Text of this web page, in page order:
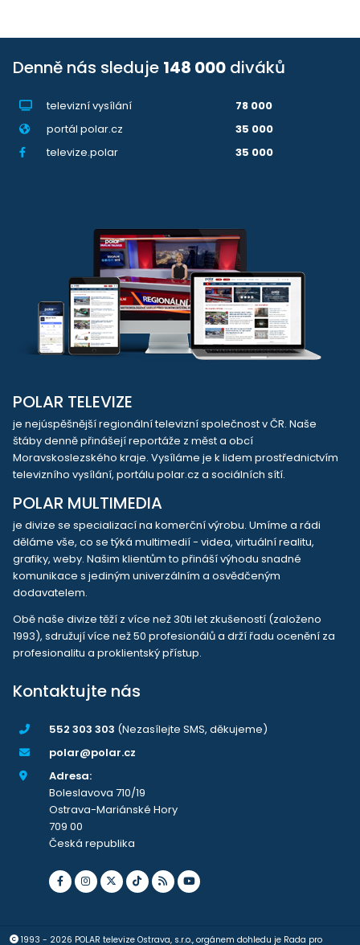
Denně nás sleduje 148 000 diváků
televizní vysílání
78 000
portál polar.cz
35 000
televize.polar
35 000
POLAR TELEVIZE
je nejúspěšnější regionální televizní společnost v ČR. Naše
štáby denně přinášejí reportáže z měst a obcí
Moravskoslezského kraje. Vysíláme je k lidem prostřednictvím
televizního vysílání, portálu polar.cz a sociálních sítí.
POLAR MULTIMEDIA
je divize se specializací na komerční výrobu. Umíme a rádi
děláme vše, co se týká multimedií - videa, virtuální realitu,
grafiky, weby. Našim klientům to přináší výhodu snadné
komunikace s jediným univerzálním a osvědčeným
dodavatelem.
Obě naše divize těží z více než 30ti let zkušeností (založeno
1993), sdružují více než 50 profesionálů a drží řadu ocenění za
profesionalitu a proklientský přístup.
Kontaktujte nás
552 303 303 (Nezasílejte SMS, děkujeme)
polar@polar.cz
Adresa:
Boleslavova 710/19
Ostrava-Mariánské Hory
709 00
Česká republika
1993 - 2026 POLAR televize Ostrava, s.r.o., orgánem dohledu je Rada pro